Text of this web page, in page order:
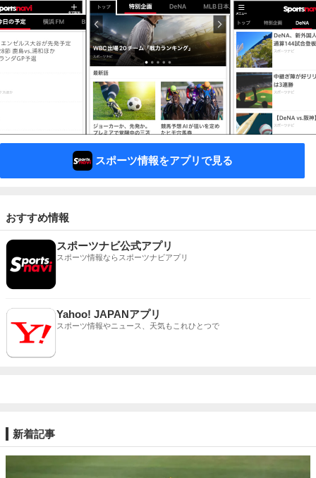
スポーツ情報をアプリで見る
おすすめ情報
スポーツナビ公式アプリ
スポーツ情報ならスポーツナビアプリ
Yahoo! JAPANアプリ
スポーツ情報やニュース、天気もこれひとつで
新着記事